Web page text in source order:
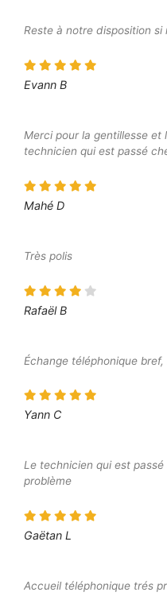
Reste à notre disposition
Evann B
Merci pour la gentillesse et
technicien qui est passé
Mahé D
Très polis
Rafaël B
Échange téléphonique
Yann C
Le technicien qui est
problème
Gaëtan L
Accueil téléphonique trés